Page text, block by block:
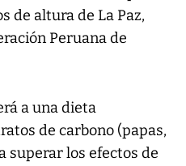
de altura de La Paz,
Peruana de
a una dieta
de carbono (papas,
superar los efectos de